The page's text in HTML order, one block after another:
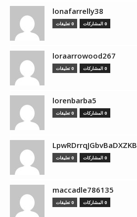
lonafarrelly38
0 المشاركات 0 تعليقات
loraarrowood267
0 المشاركات 0 تعليقات
lorenbarba5
0 المشاركات 0 تعليقات
LpwRDrrqJGbvBaDXZKB
0 المشاركات 0 تعليقات
maccadle786135
0 المشاركات 0 تعليقات